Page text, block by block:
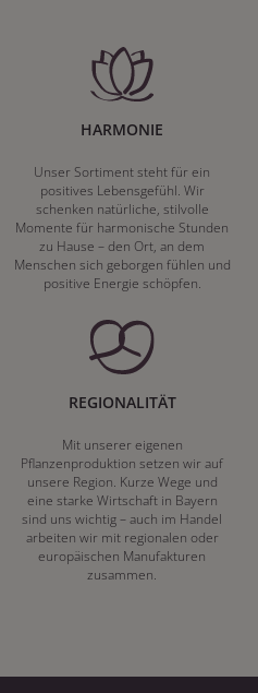
HARMONIE
Unser Sortiment steht für ein
positives Lebensgefühl. Wir
schenken natürliche, stilvolle
Momente für harmonische Stunden
zu Hause – den Ort, an dem
Menschen sich geborgen fühlen und
positive Energie schöpfen.
REGIONALITÄT
Mit unserer eigenen
Pflanzenproduktion setzen wir auf
unsere Region. Kurze Wege und
eine starke Wirtschaft in Bayern
sind uns wichtig – auch im Handel
arbeiten wir mit regionalen oder
europäischen Manufakturen
zusammen.